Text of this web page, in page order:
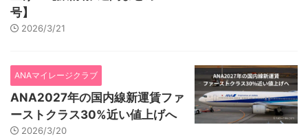
号】
2026/3/21
ANAマイレージクラブ
ANA2027年の国内線新運賃ファ
ーストクラス30%近い値上げへ
2026/3/20